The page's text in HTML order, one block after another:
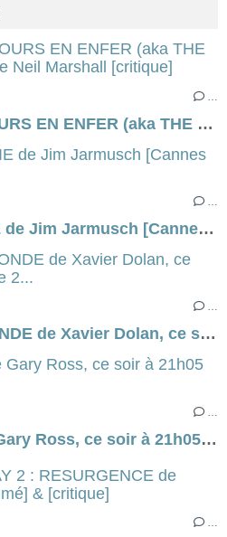
SORCIÈRE - CINQ JOURS EN ENFER (aka THE RECKONING en VO) de Neil Marshall [critique]
…
THE DEAD DON’T DIE de Jim Jarmusch [Cannes Express]
…
JUSTE LA FIN DU MONDE de Xavier Dolan, ce soir, à 21h05 sur France 2...
HUNGER GAMES de Gary Ross, ce soir à 21h05 sur C8...
…